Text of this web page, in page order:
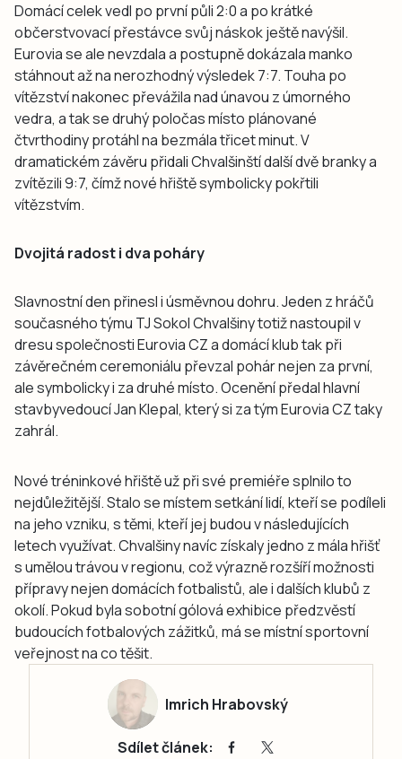
Domácí celek vedl po první půli 2:0 a po krátké
občerstvovací přestávce svůj náskok ještě navýšil.
Eurovia se ale nevzdala a postupně dokázala manko
stáhnout až na nerozhodný výsledek 7:7. Touha po
vítězství nakonec převážila nad únavou z úmorného
vedra, a tak se druhý poločas místo plánované
čtvrthodiny protáhl na bezmála třicet minut. V
dramatickém závěru přidali Chvalšinští další dvě branky a
zvítězili 9:7, čímž nové hřiště symbolicky pokřtili
vítězstvím.
Dvojitá radost i dva poháry
Slavnostní den přinesl i úsměvnou dohru. Jeden z hráčů
současného týmu TJ Sokol Chvalšiny totiž nastoupil v
dresu společnosti Eurovia CZ a domácí klub tak při
závěrečném ceremoniálu převzal pohár nejen za první,
ale symbolicky i za druhé místo. Ocenění předal hlavní
stavbyvedoucí Jan Klepal, který si za tým Eurovia CZ taky
zahrál.
Nové tréninkové hřiště už při své premiéře splnilo to
nejdůležitější. Stalo se místem setkání lidí, kteří se podíleli
na jeho vzniku, s těmi, kteří jej budou v následujících
letech využívat. Chvalšiny navíc získaly jedno z mála hřišť
s umělou trávou v regionu, což výrazně rozšíří možnosti
přípravy nejen domácích fotbalistů, ale i dalších klubů z
okolí. Pokud byla sobotní gólová exhibice předzvěstí
budoucích fotbalových zážitků, má se místní sportovní
veřejnost na co těšit.
Imrich Hrabovský
Sdílet článek: